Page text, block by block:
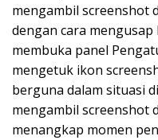
mengambil screenshot
dengan cara
membuka panel
mengetuk ikon
berguna dalam situasi
mengambil screenshot
menangkap momen